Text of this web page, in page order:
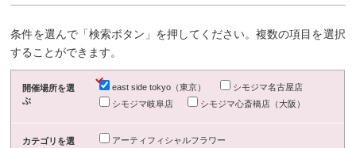
条件を選んで「検索ボタン」を押してください。複数の項目を選択
することができます。
開催場所を選
ぶ
east side tokyo（東京）
シモジマ名古屋店
シモジマ岐阜店
シモジマ心斎橋店（大阪）
カテゴリを選
アーティフィシャルフラワー